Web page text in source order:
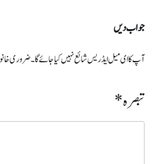
جواب دیں
آپ کا ای میل ایڈریس شائع نہیں کیا جائے گا۔ضروری
تبصرہ*